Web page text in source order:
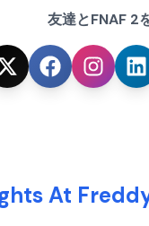
友達とFNAF 2
At